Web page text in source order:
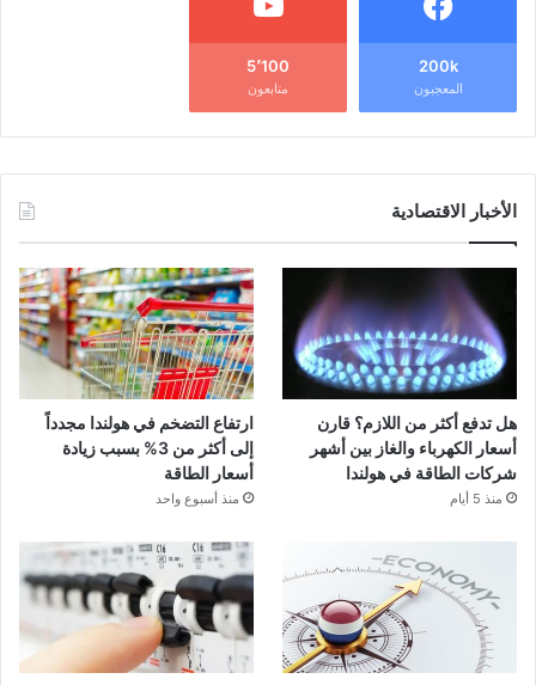
200k
المعجبون
5٬100
متابعون
الأخبار الاقتصادية
هل تدفع أكثر من اللازم؟ قارن
أسعار الكهرباء والغاز بين أشهر
شركات الطاقة في هولندا
منذ 5 أيام
ارتفاع التضخم في هولندا مجدداً
إلى أكثر من 3% بسبب زيادة
أسعار الطاقة
منذ أسبوع واحد